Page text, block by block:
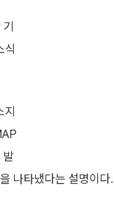
식
발
나타냈다는 설명이다.